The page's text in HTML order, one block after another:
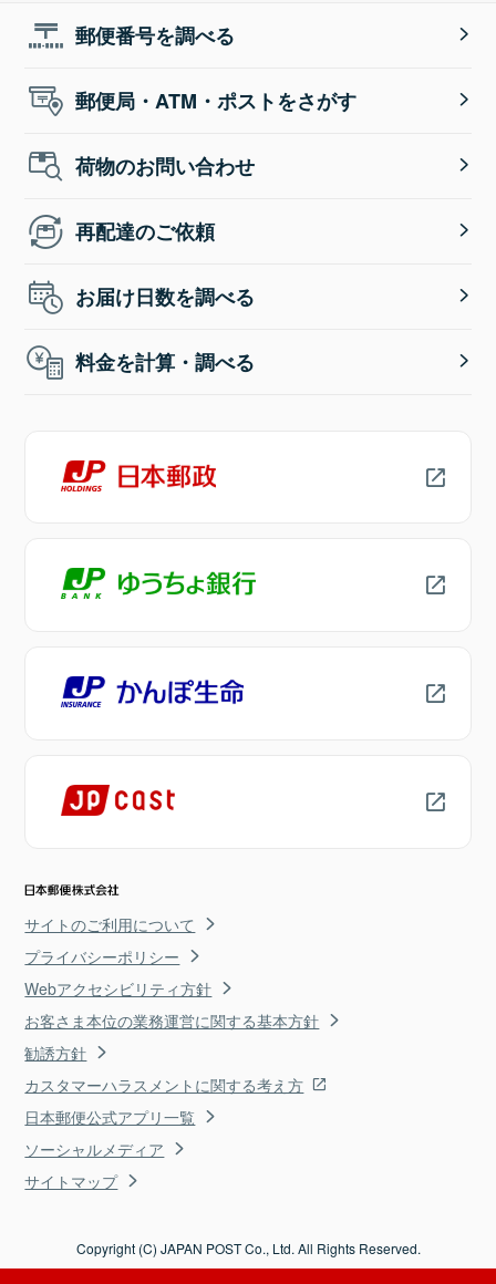
郵便番号を調べる
郵便局・ATM・ポストをさがす
荷物のお問い合わせ
再配達のご依頼
お届け日数を調べる
料金を計算・調べる
サイトのご利用について
プライバシーポリシー
Webアクセシビリティ方針
お客さま本位の業務運営に関する基本方針
勧誘方針
カスタマーハラスメントに関する考え方
日本郵便公式アプリ一覧
ソーシャルメディア
サイトマップ
Copyright (C) JAPAN POST Co., Ltd. All Rights Reserved.